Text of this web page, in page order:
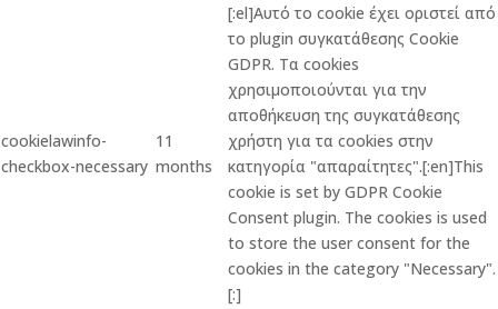
cookielawinfo-
checkbox-necessary
11
months
[:el]Αυτό το cookie έχει οριστεί από
το plugin συγκατάθεσης Cookie
GDPR. Τα cookies
χρησιμοποιούνται για την
αποθήκευση της συγκατάθεσης
χρήστη για τα cookies στην
κατηγορία "απαραίτητες".[:en]This
cookie is set by GDPR Cookie
Consent plugin. The cookies is used
to store the user consent for the
cookies in the category "Necessary".
[:]